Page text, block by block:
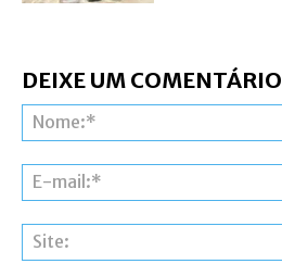
DEIXE UM COMENTÁRIO